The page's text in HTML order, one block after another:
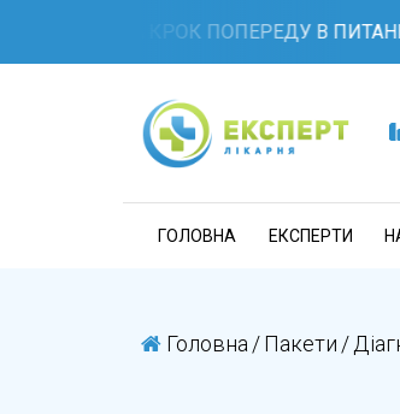
БУДЬТЕ НА КРОК ПОПЕРЕДУ В
ГОЛОВНА ЕКСПЕРТИ
Головна /Пакети /